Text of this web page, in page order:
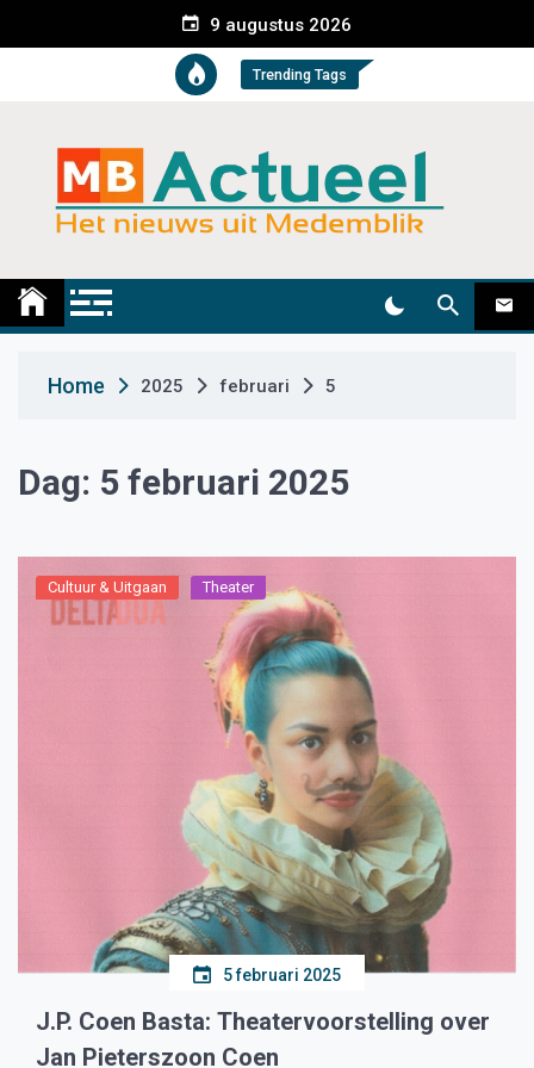
e
t
9 augustus 2026
Trending Tags
Medemblik Actueel
Home 2025 februari 5
Dag: 5 februari 2025
Cultuur & Uitgaan Theater
5 februari 2025
J.P. Coen Basta: Theatervoorstelling over
Jan Pieterszoon Coen